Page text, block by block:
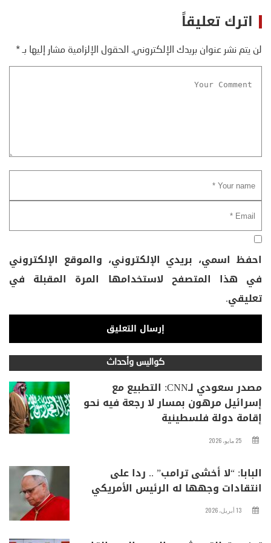
اترك تعليقاً
لن يتم نشر عنوان بريدك الإلكتروني. الحقول الإلزامية مشار إليها بـ*
احفظ اسمي، بريدي الإلكتروني، والموقع الإلكتروني
في هذا المتصفح لاستخدامها المرة المقبلة في
تعليقي.
كواليس وأحداث
مصدر سعودي لـCNN: التطبيع مع
إسرائيل مرهون بمسار لا رجعة فيه نحو
إقامة دولة فلسطينية
25 مايو، 2026
البابا: “لا أخشى ترامب” .. ردا على
انتقادات وجهها له الرئيس الأمريكي
13 أبريل، 2026